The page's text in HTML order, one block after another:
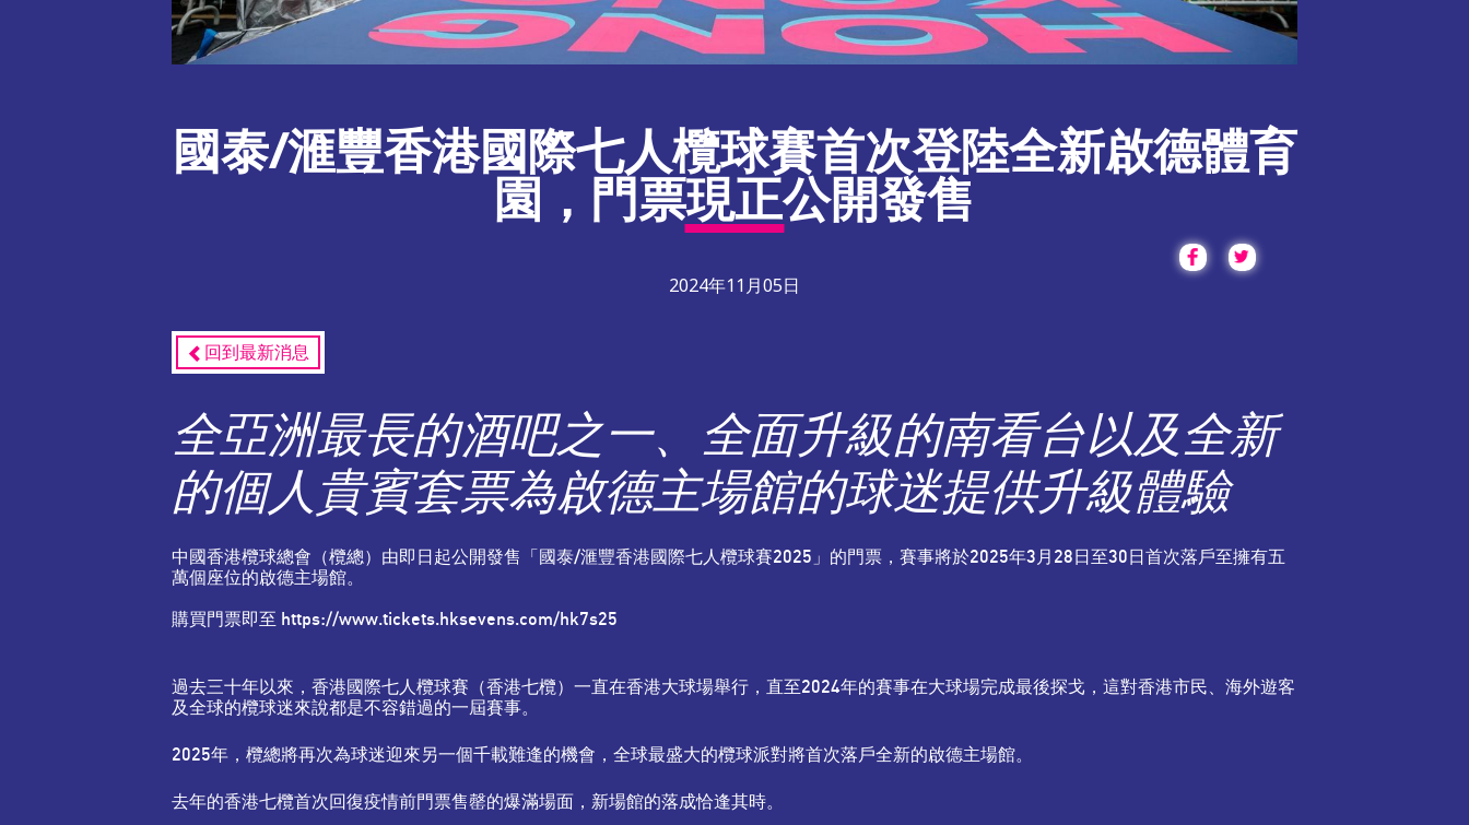
國泰/滙豐香港國際七人欖球賽首次登陸全新啟德體育
園，門票現正公開發售
2024年11月05日
回到最新消息
全亞洲最長的酒吧之一、全面升級的南看台以及全新
的個人貴賓套票為啟德主場館的球迷提供升級體驗
中國香港欖球總會（欖總）由即日起公開發售「國泰/滙豐香港國際七人欖球賽2025」的門票，賽事將於2025年3月28日至30日首次落戶至擁有五
萬個座位的啟德主場館。
購買門票即至 https://www.tickets.hksevens.com/hk7s25
過去三十年以來，香港國際七人欖球賽（香港七欖）一直在香港大球場舉行，直至2024年的賽事在大球場完成最後探戈，這對香港市民、海外遊客
及全球的欖球迷來說都是不容錯過的一屆賽事。
2025年，欖總將再次為球迷迎來另一個千載難逢的機會，全球最盛大的欖球派對將首次落戶全新的啟德主場館。
去年的香港七欖首次回復疫情前門票售罄的爆滿場面，新場館的落成恰逢其時。